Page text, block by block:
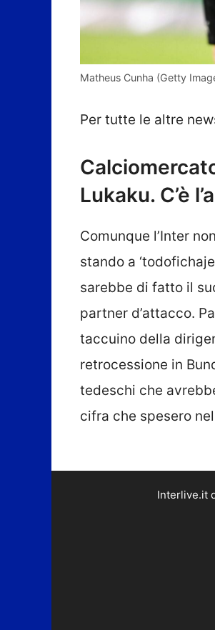
Matheus Cunha (Getty
Per tutte le altre
Lukaku. C’è
Comunque l’Inter
stando a
sarebbe di fatto il
partner d’attacco.
taccuino della
retrocessione in
tedeschi che
cifra che spesero
Interlive.it